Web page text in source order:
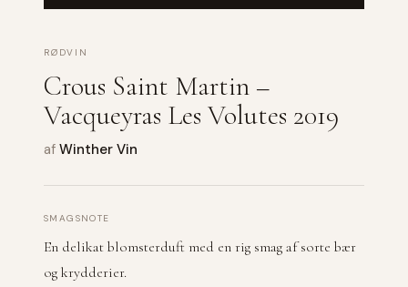
RØDVIN
Crous Saint Martin –
Vacqueyras Les Volutes 2019
af Winther Vin
SMAGSNOTE
En delikat blomsterduft med en rig smag af sorte bær
og krydderier.